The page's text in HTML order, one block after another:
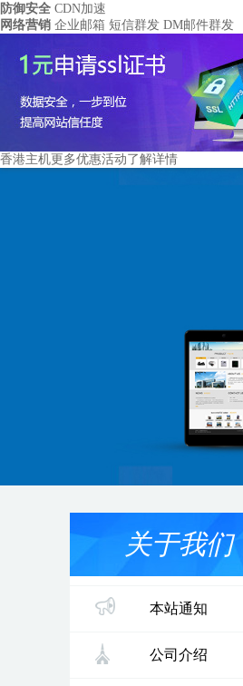
防御安全 CDN加速
网络营销 企业邮箱 短信群发 DM邮件群发
香港主机更多优惠活动了解详情
关于我们
本站通知
公司介绍